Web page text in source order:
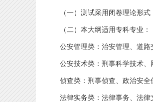
（一）测试采用闭卷理论形式；
（二）本大纲适用专科专业：
公安管理类：治安管理、道路
公安技术类：刑事科学技术、
侦查类：刑事侦查、政治安全
法律实务类：法律事务、法律